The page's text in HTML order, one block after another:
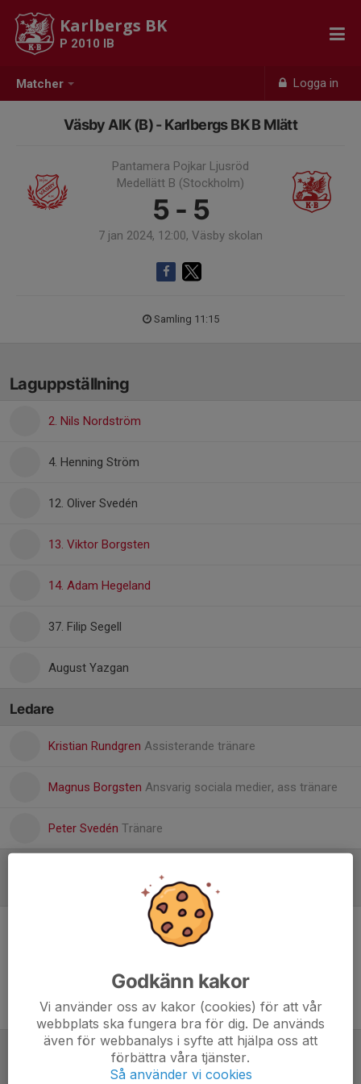
Matcher Logga in
Karlbergs BK
P 2010 IB
Väsby AIK (B) - Karlbergs BK B Mlätt
Pantamera Pojkar Ljusröd
Medellätt B (Stockholm)
5 - 5
7 jan 2024, 12:00, Väsby skolan
Samling 11:15
Laguppställning
2. Nils Nordström
4. Henning Ström
12. Oliver Svedén
13. Viktor Borgsten
14. Adam Hegeland
37. Filip Segell
August Yazgan
Ledare
Kristian Rundgren Assisterande tränare
Magnus Borgsten Ansvarig sociala medier, ass tränare
Peter Svedén Tränare
Inget referat skrivet
Godkänn kakor
Vi använder oss av kakor (cookies) för att vår
webbplats ska fungera bra för dig. De används
även för webbanalys i syfte att hjälpa oss att
förbättra våra tjänster.
Så använder vi cookies